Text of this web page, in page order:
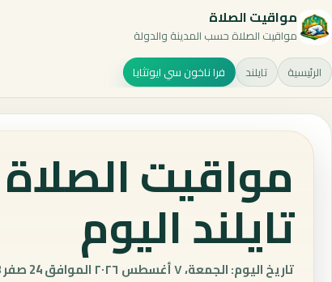
مواقيت الصلاة
مواقيت الصلاة حسب المدينة والدولة
الرئيسية تايلند فرا ناخون سي ايوتثايا
مواقيت
تايلند اليوم
تاريخ اليوم: الجمعة، ٧ أغسطس ٢٠٢٦ الموافق 24 صفر 1448 هـ.